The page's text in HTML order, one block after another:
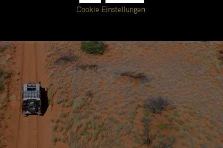
Cookie Einstellungen